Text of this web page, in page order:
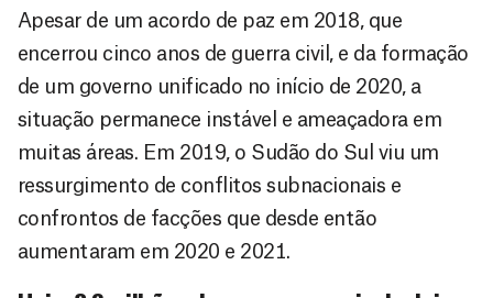
Apesar de um acordo de paz em 2018, que
encerrou cinco anos de guerra civil, e da formação
de um governo unificado no início de 2020, a
situação permanece instável e ameaçadora em
muitas áreas. Em 2019, o Sudão do Sul viu um
ressurgimento de conflitos subnacionais e
confrontos de facções que desde então
aumentaram em 2020 e 2021.